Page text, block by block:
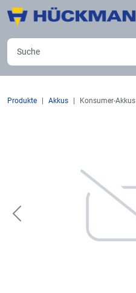
Produkte Akkus Konsumer-Akkus
Previous